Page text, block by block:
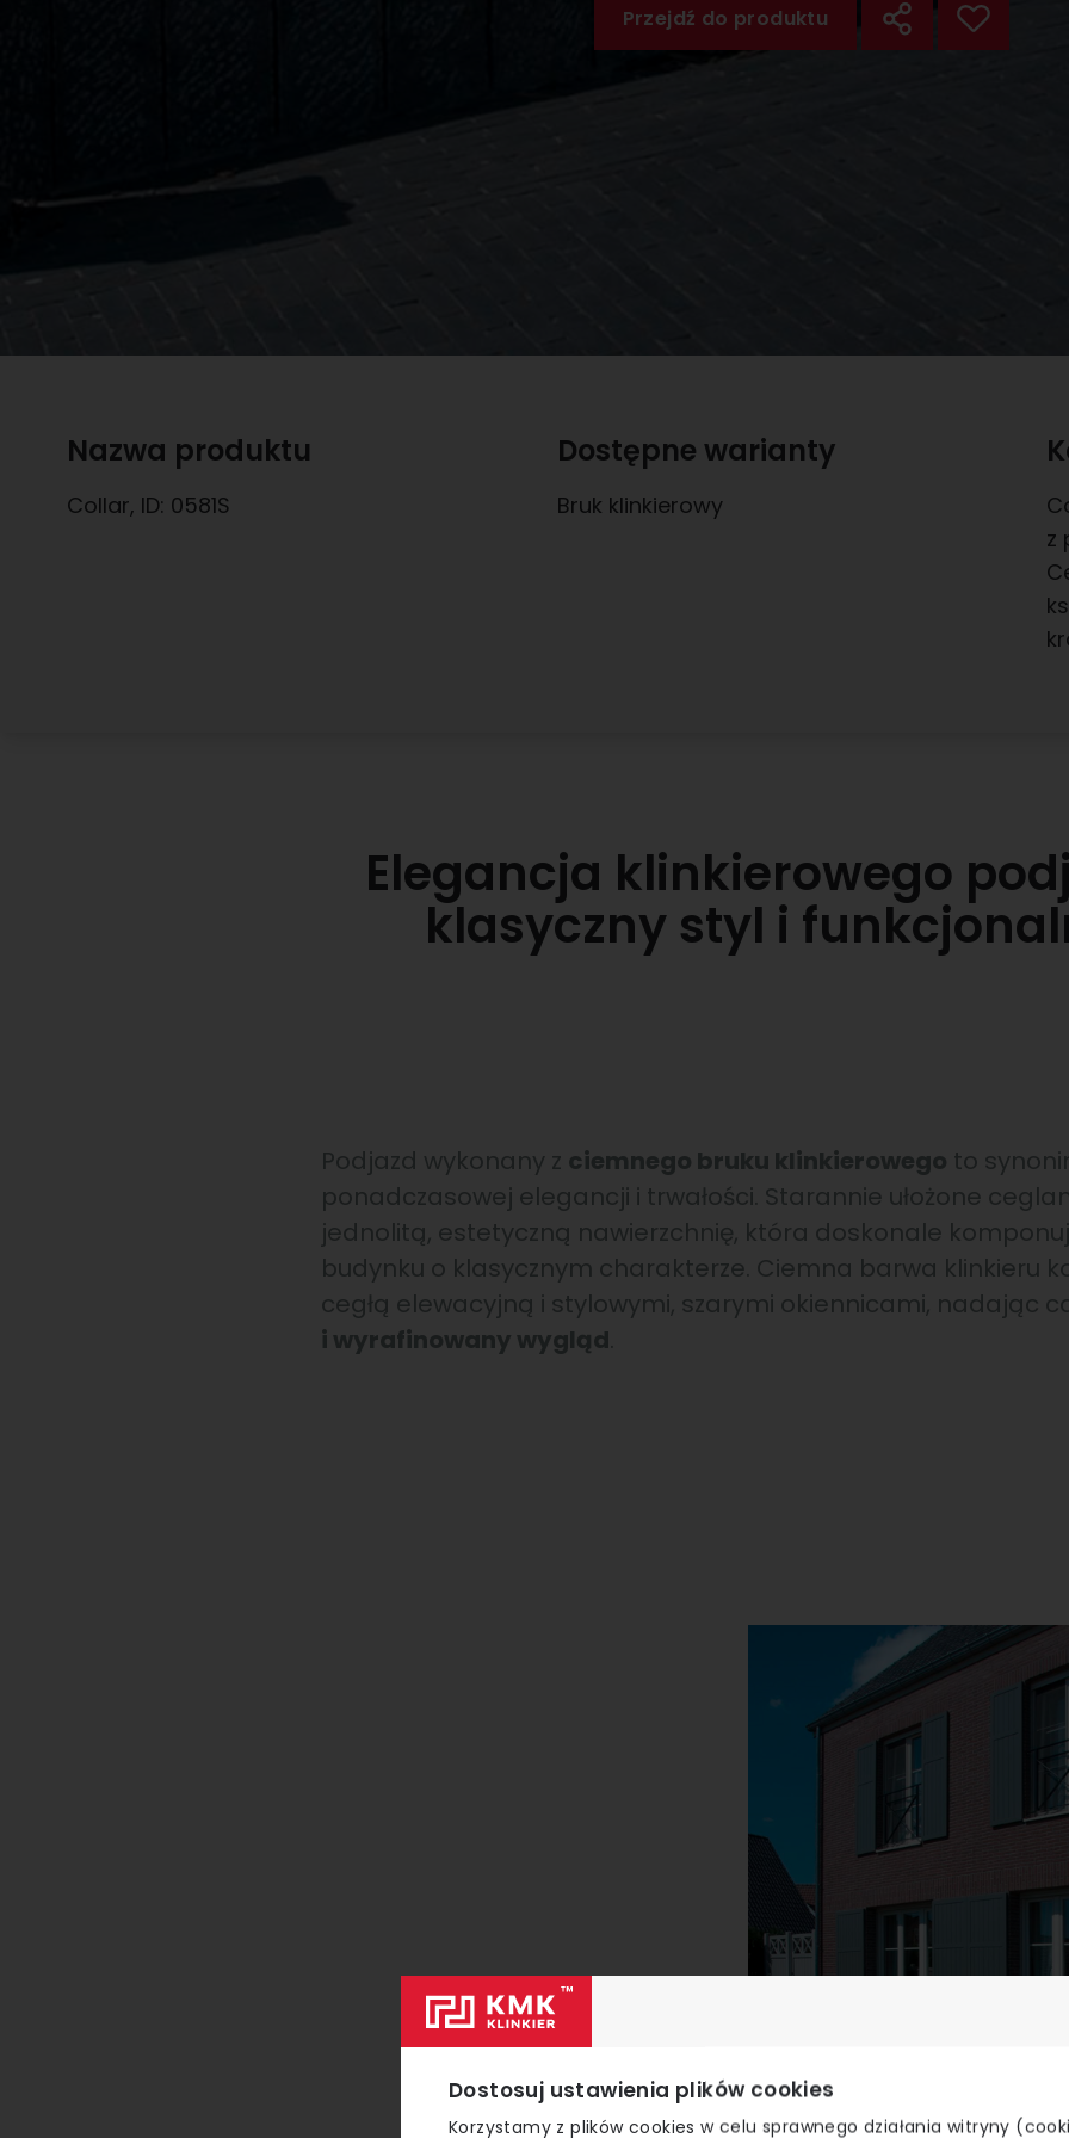
Przejdź do produktu
Nazwa produktu
Collar, ID: 0581S
Dostępne warianty
Bruk klinkierowy
z
Elegancja klinkierowego
klasyczny styl i
Podjazd wykonany z ciemnego bruku klinkierowego to
ponadczasowej elegancji i trwałości. Starannie ułożone
jednolitą, estetyczną nawierzchnię, która doskonale
budynku o klasycznym charakterze. Ciemna barwa klinkieru
cegłą elewacyjną i stylowymi, szarymi okiennicami, nadając
i wyrafinowany wygląd
Dostosuj ustawienia plików cookies
Korzystamy z plików cookies w celu sprawnego działania witryny